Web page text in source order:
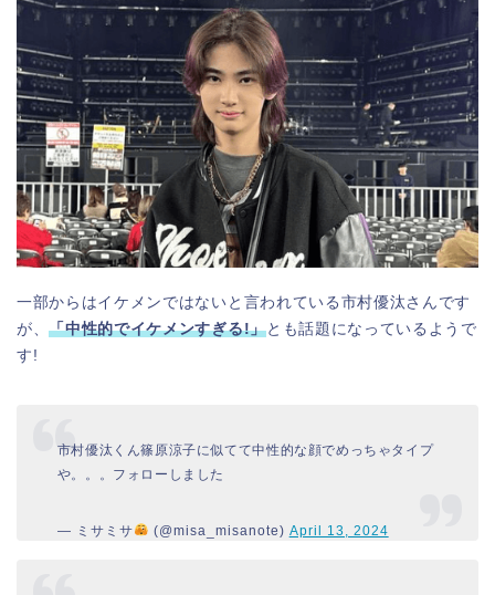
一部からはイケメンではないと言われている市村優汰さんです
が、「中性的でイケメンすぎる!」とも話題になっているようで
す!
市村優汰くん篠原涼子に似てて中性的な顔でめっちゃタイプ
や。。。フォローしました
— ミサミサ (@misa_misanote) April 13, 2024